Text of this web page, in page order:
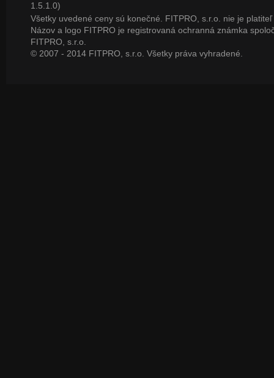
1.5.1.0)
Všetky uvedené ceny sú konečné. FITPRO, s.r.o. nie je platiteľ
Názov a logo FITPRO je registrovaná ochranná známka
FITPRO, s.r.o.
© 2007 - 2014 FITPRO, s.r.o. Všetky práva vyhradené.